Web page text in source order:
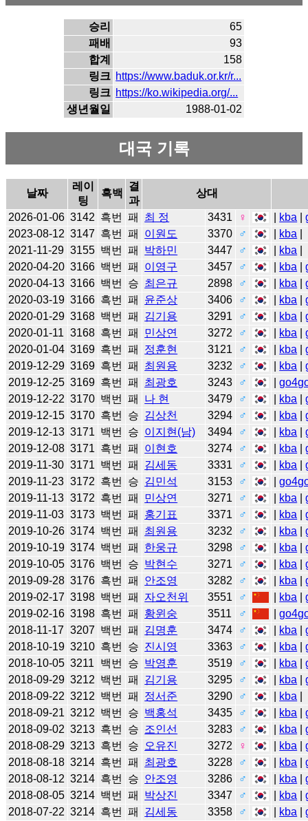
승리
65
패배
93
합계
158
링크 https://www.baduk.or.kr/r...
링크 https://ko.wikipedia.org/...
생년월일
1988-01-02
대국 기록
날짜
레이
팅
흑백
결
과
상대
2026-01-06 3142 흑번 패 최 정 3431 ♀ kba |
2023-08-12 3147 흑번 패 이원도 3370 ♂ kba
2021-11-29 3155 백번 패 박하민 3447 ♂ kba
2020-04-20 3166 백번 패 이영구 3457 ♂ kba |
2020-04-13 3166 백번 승 최은규 2898 ♂ kba |
2020-03-19 3166 흑번 패 윤준상 3406 ♂ kba |
2020-01-29 3168 백번 패 김기용 3291 ♂ kba |
2020-01-11 3168 흑번 패 민상연 3272 ♂ kba |
2020-01-04 3169 흑번 패 정훈현 3121 ♂ kba |
2019-12-29 3169 흑번 패 최원용 3232 ♂ kba |
2019-12-25 3169 흑번 패 최광호 3243 ♂ |
2019-12-22 3170 백번 패 나 현 3479 ♂ kba |
2019-12-15 3170 흑번 승 김상천 3294 ♂ kba |
2019-12-13 3171 백번 승 이지현(남) 3494 ♂ kba |
2019-12-08 3171 흑번 패 이현호 3274 ♂ kba |
2019-11-30 3171 백번 패 김세동 3331 ♂ kba |
2019-11-23 3172 흑번 승 김민석 3153 ♂ |
2019-11-13 3172 흑번 패 민상연 3271 ♂ kba |
2019-11-03 3173 백번 패 홍기표 3371 ♂ kba |
2019-10-26 3174 백번 패 최원용 3232 ♂ kba |
2019-10-19 3174 백번 패 한웅규 3298 ♂ kba |
2019-10-05 3176 백번 승 박현수 3271 ♂ kba |
2019-09-28 3176 흑번 패 안조영 3282 ♂ kba |
2019-02-17 3198 백번 패 자오천위 3551 ♂ kba |
2019-02-16 3198 흑번 패 황윈숭 3511 ♂ |
2018-11-17 3207 백번 패 김명훈 3474 ♂ kba |
2018-10-19 3210 흑번 승 진시영 3363 ♂ kba |
2018-10-05 3211 백번 승 박영훈 3519 ♂ kba |
2018-09-29 3212 백번 패 김기용 3295 ♂ kba |
2018-09-22 3212 백번 패 정서준 3290 ♂ kba
2018-09-21 3212 백번 승 백홍석 3435 ♂ kba |
2018-09-02 3213 흑번 승 조인선 3283 ♂ kba |
2018-08-29 3213 흑번 승 오유진 3272 ♀ kba |
2018-08-18 3214 흑번 패 최광호 3228 ♂ kba |
2018-08-12 3214 흑번 승 안조영 3286 ♂ kba |
2018-08-05 3214 백번 패 박상진 3347 ♂ kba |
2018-07-22 3214 흑번 패 김세동 3358 ♂ kba |